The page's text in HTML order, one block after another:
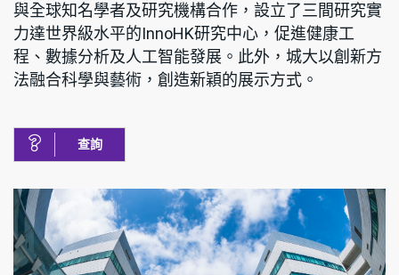
與全球知名學者及研究機構合作，設立了三間研究實
力達世界級水平的InnoHK研究中心，促進健康工
程、數據分析及人工智能發展。此外，城大以創新方
法融合科學與藝術，創造新穎的展示方式。
查詢